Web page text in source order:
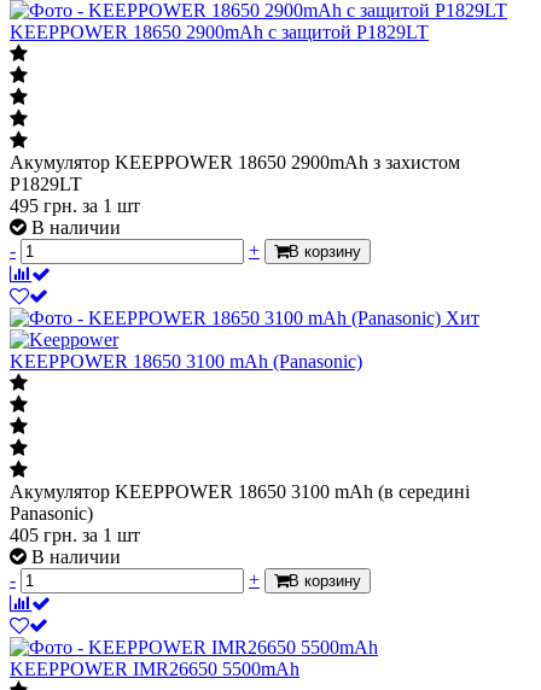
KEEPPOWER 18650 2900mAh с защитой P1829LT
Акумулятор KEEPPOWER 18650 2900mAh з захистом
P1829LT
495 грн. за 1 шт
В наличии
-
+ В корзину
Хит
KEEPPOWER 18650 3100 mAh (Panasonic)
Акумулятор KEEPPOWER 18650 3100 mAh (в середині
Panasonic)
405 грн. за 1 шт
В наличии
-
+ В корзину
KEEPPOWER IMR26650 5500mAh